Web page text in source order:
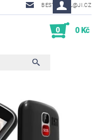
BESTMOBIL@JI.CZ
0 0 Kč